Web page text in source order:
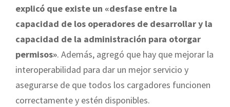
explicó que existe un «desfase entre la
capacidad de los operadores de desarrollar y la
capacidad de la administración para otorgar
permisos». Además, agregó que hay que mejorar la
interoperabilidad para dar un mejor servicio y
asegurarse de que todos los cargadores funcionen
correctamente y estén disponibles.